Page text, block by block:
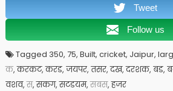
Tweet
Follow us
Tagged 350, 75, Built, cricket, Jaipur,
क, करकट, करड, जयपर, तसर, दख, दरशक, बड,
वशव,स, सकग, सटडयम,सबस, हजर